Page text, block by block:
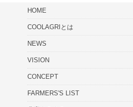
HOME
COOLAGRIとは
NEWS
VISION
CONCEPT
FARMERS'S LIST